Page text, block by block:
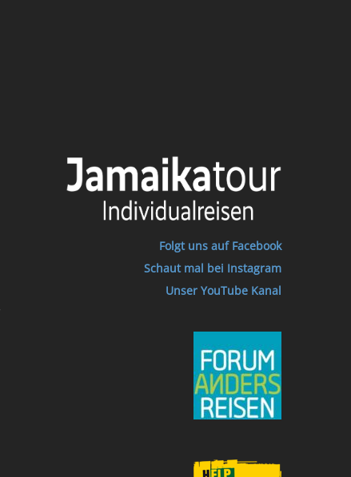
Folgt uns auf Facebook
Schaut mal bei Instagram
Unser YouTube Kanal